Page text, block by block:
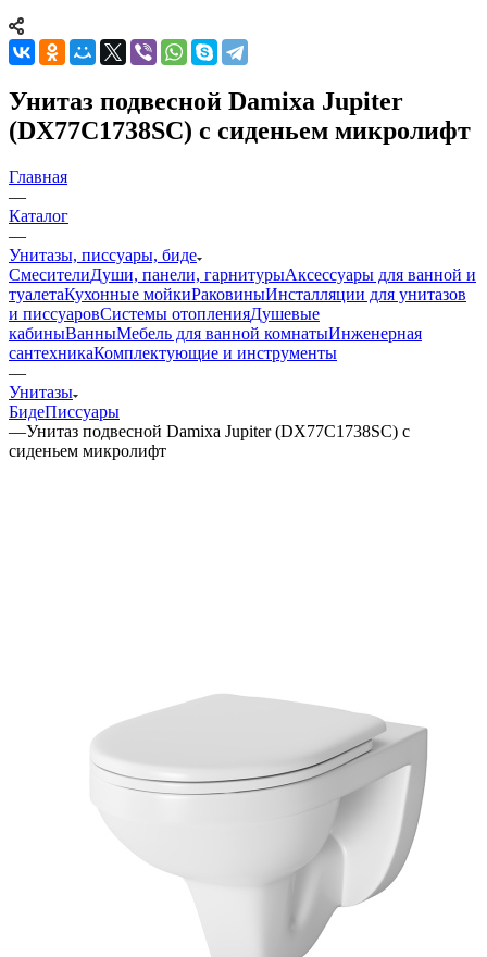
Унитаз подвесной Damixa Jupiter
(DX77C1738SC) с сиденьем микролифт
Главная
—
Каталог
—
Унитазы, писсуары, биде
СмесителиДуши, панели, гарнитурыАксессуары для ванной и
туалетаКухонные мойкиРаковиныИнсталляции для унитазов
и писсуаровСистемы отопленияДушевые
кабиныВанныМебель для ванной комнатыИнженерная
сантехникаКомплектующие и инструменты
—
Унитазы
БидеПиссуары
—Унитаз подвесной Damixa Jupiter (DX77C1738SC) с
сиденьем микролифт